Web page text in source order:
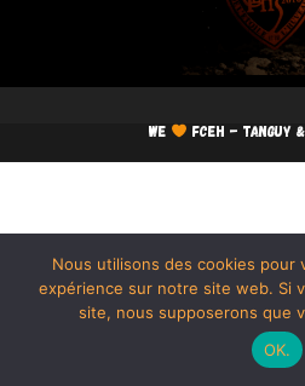
We FCEH - TANGUY
Nous utilisons des cookies pour
expérience sur notre site web. Si
site, nous supposerons que
OK.